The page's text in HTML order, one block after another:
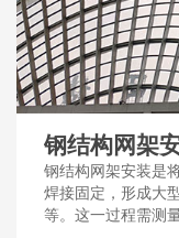
钢结构网架
钢结构网架安装是
焊接固定，形成大
等。这一过程需测